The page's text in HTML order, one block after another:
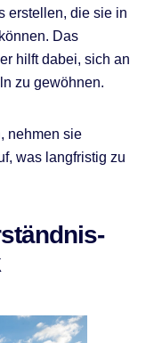
erstellen, die sie in
Das
hilft dabei, sich an
zu gewöhnen.
nehmen sie
was langfristig zu